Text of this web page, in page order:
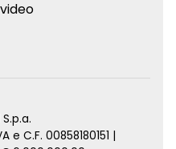
e C.F. 00858180151 |